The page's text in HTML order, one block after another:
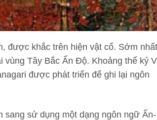
được khắc trên hiện vật cổ. Sớm nhất
Tây Bắc Ấn Độ. Khoảng thế kỷ
được phát triển để ghi lại ngôn
sang sử dụng một dạng ngôn ngữ Ấn-